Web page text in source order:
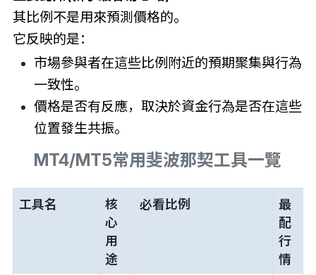
其比例不是用來預測價格的。
它反映的是：
市場參與者在這些比例附近的預期聚集與行為
一致性。
價格是否有反應，取決於資金行為是否在這些
位置發生共振。
MT4/MT5常用斐波那契工具一覽
工具名
核
心
用
途
必看比例
最
配
行
情